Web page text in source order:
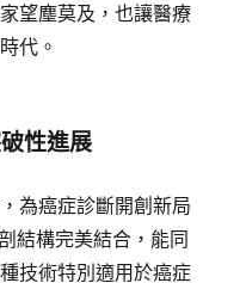
望塵莫及，也讓醫療
代。
性進展
為癌症診斷開創新局
結構完美結合，能同
技術特別適用於癌症